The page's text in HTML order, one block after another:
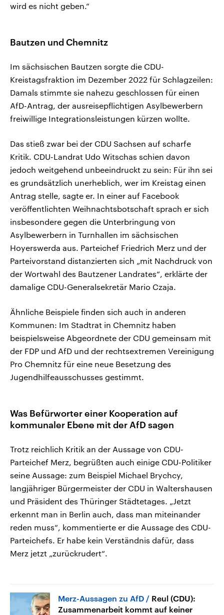
wird es nicht geben.“
Bautzen und Chemnitz
Im sächsischen Bautzen sorgte die CDU-
Kreistagsfraktion im Dezember 2022 für Schlagzeilen:
Damals stimmte sie nahezu geschlossen für einen
AfD-Antrag, der ausreisepflichtigen Asylbewerbern
freiwillige Integrationsleistungen kürzen wollte.
Das stieß zwar bei der CDU Sachsen auf scharfe
Kritik. CDU-Landrat Udo Witschas schien davon
jedoch weitgehend unbeeindruckt zu sein: Für ihn sei
es grundsätzlich unerheblich, wer im Kreistag einen
Antrag stelle, sagte er. In einer auf Facebook
veröffentlichten Weihnachtsbotschaft sprach er sich
insbesondere gegen die Unterbringung von
Asylbewerbern in Turnhallen im sächsischen
Hoyerswerda aus. Parteichef Friedrich Merz und der
Parteivorstand distanzierten sich „mit Nachdruck von
der Wortwahl des Bautzener Landrates“, erklärte der
damalige CDU-Generalsekretär Mario Czaja.
Ähnliche Beispiele finden sich auch in anderen
Kommunen: Im Stadtrat in Chemnitz haben
beispielsweise Abgeordnete der CDU gemeinsam mit
der FDP und AfD und der rechtsextremen Vereinigung
Pro Chemnitz für eine neue Besetzung des
Jugendhilfeausschusses gestimmt.
Was Befürworter einer Kooperation auf
kommunaler Ebene mit der AfD sagen
Trotz reichlich Kritik an der Aussage von CDU-
Parteichef Merz, begrüßten auch einige CDU-Politiker
seine Aussage: zum Beispiel Michael Brychcy,
langjähriger Bürgermeister der CDU in Waltershausen
und Präsident des Thüringer Städtetages. „Jetzt
erkennt man in Berlin auch, dass man miteinander
reden muss“, kommentierte er die Aussage des CDU-
Parteichefs. Er habe kein Verständnis dafür, dass
Merz jetzt „zurückrudert“.
Merz-Aussagen zu AfD
Reul (CDU):
Zusammenarbeit kommt auf keiner